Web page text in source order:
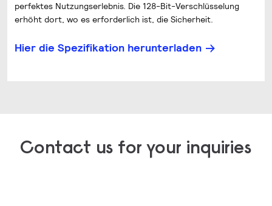
perfektes Nutzungserlebnis. Die 128-Bit-Verschlüsselung
erhöht dort, wo es erforderlich ist, die Sicherheit.
Hier die Spezifikation herunterladen